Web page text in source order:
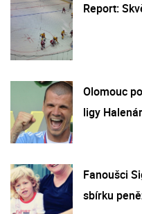
Report:
Olomouc
ligy Halenár
Fanoušci
sbírku